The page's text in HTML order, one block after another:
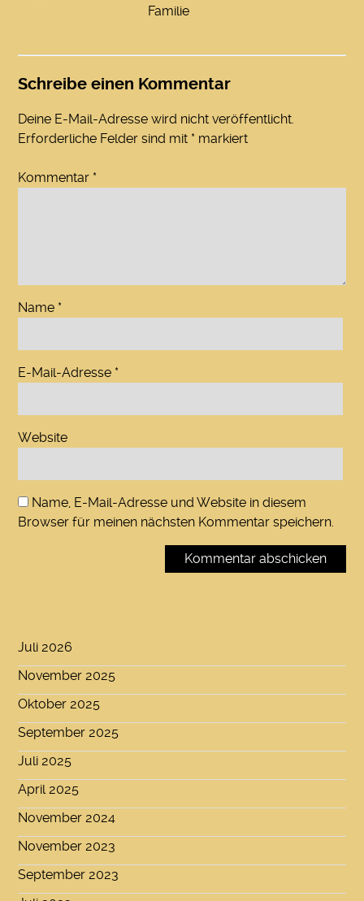
Familie
Schreibe einen Kommentar
Deine E-Mail-Adresse wird nicht veröffentlicht.
Erforderliche Felder sind mit * markiert
Kommentar *
Name *
E-Mail-Adresse *
Website
Name, E-Mail-Adresse und Website in diesem
Browser für meinen nächsten Kommentar speichern.
Juli 2026
November 2025
Oktober 2025
September 2025
Juli 2025
April 2025
November 2024
November 2023
September 2023